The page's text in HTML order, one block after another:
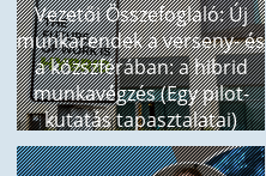
Vezetői Összefoglaló: Új
munkarendek a verseny- és
a közszférában: a hibrid
munkavégzés (Egy pilot-
kutatás tapasztalatai)